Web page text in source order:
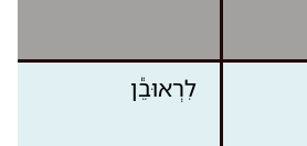
לִרְאוּבֵ֕ן